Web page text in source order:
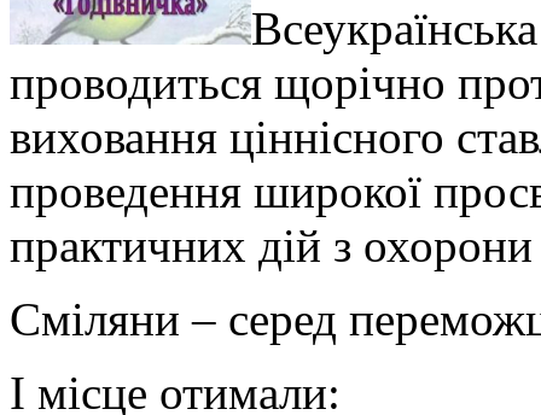
проводиться щорічно
виховання ціннісного
проведення широкої
практичних дій з
Сміляни – серед
І місце отимали: